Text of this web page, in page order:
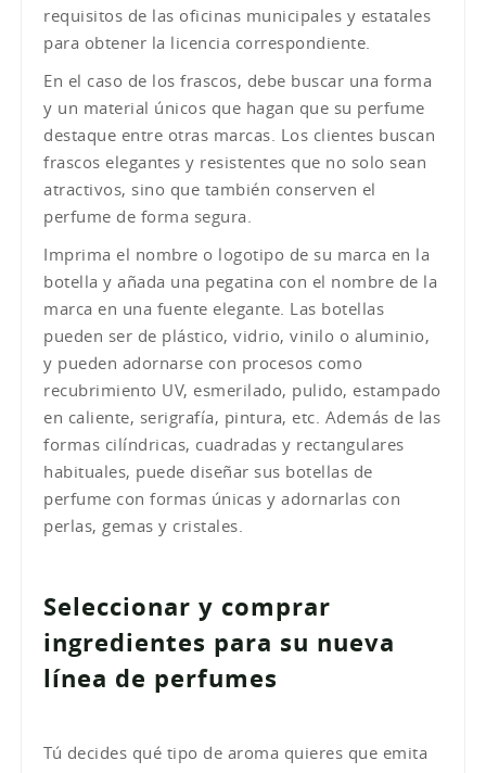
requisitos de las oficinas municipales y estatales
para obtener la licencia correspondiente.
En el caso de los frascos, debe buscar una forma
y un material únicos que hagan que su perfume
destaque entre otras marcas. Los clientes buscan
frascos elegantes y resistentes que no solo sean
atractivos, sino que también conserven el
perfume de forma segura.
Imprima el nombre o logotipo de su marca en la
botella y añada una pegatina con el nombre de la
marca en una fuente elegante. Las botellas
pueden ser de plástico, vidrio, vinilo o aluminio,
y pueden adornarse con procesos como
recubrimiento UV, esmerilado, pulido, estampado
en caliente, serigrafía, pintura, etc. Además de las
formas cilíndricas, cuadradas y rectangulares
habituales, puede diseñar sus botellas de
perfume con formas únicas y adornarlas con
perlas, gemas y cristales.
Seleccionar y comprar
ingredientes para su nueva
línea de perfumes
Tú decides qué tipo de aroma quieres que emita